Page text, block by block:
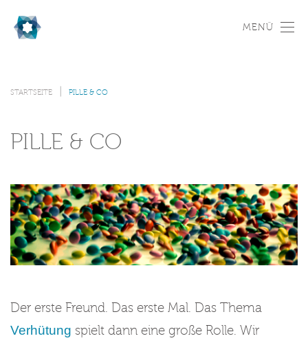
MENÜ
STARTSEITE PILLE & CO
PILLE & CO
Der erste Freund. Das erste Mal. Das Thema
Verhütung spielt dann eine große Rolle. Wir